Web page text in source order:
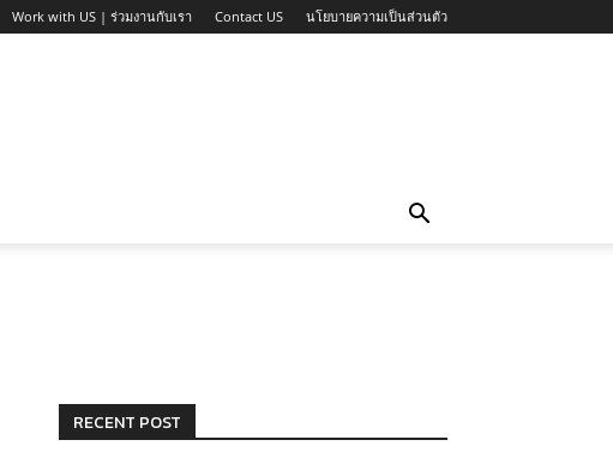
Work with US | ร่วมงานกับเรา Contact US นโยบายความเป็นส่วนตัว
RECENT POST